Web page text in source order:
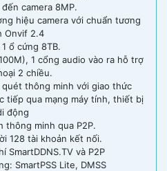
camera 8MP.
hiệu camera với chuẩn tương
Onvif 2.4
ổ cứng 8TB.
1 cổng audio vào ra hỗ trợ
2 chiều.
thông minh với giao thức
tiếp qua mạng máy tính, thiết bị
động
thông minh qua P2P.
128 tài khoản kết nối.
SmartDDNS.TV và P2P
SmartPSS Lite, DMSS